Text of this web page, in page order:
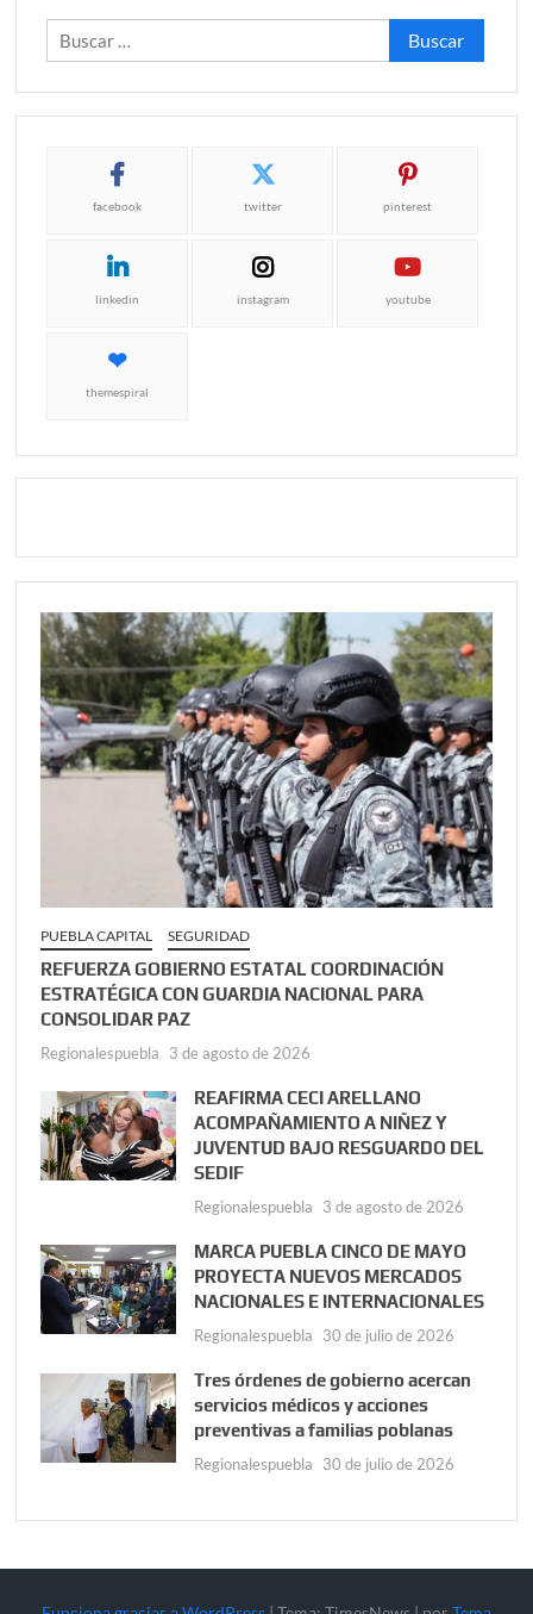
Buscar:
facebook twitter pinterest
linkedin instagram youtube
themespiral
PUEBLA CAPITAL SEGURIDAD
REFUERZA GOBIERNO ESTATAL COORDINACIÓN
ESTRATÉGICA CON GUARDIA NACIONAL PARA
CONSOLIDAR PAZ
Regionalespuebla 3 de agosto de 2026
REAFIRMA CECI ARELLANO
ACOMPAÑAMIENTO A NIÑEZ Y
JUVENTUD BAJO RESGUARDO DEL
SEDIF
Regionalespuebla 3 de agosto de 2026
MARCA PUEBLA CINCO DE MAYO
PROYECTA NUEVOS MERCADOS
NACIONALES E INTERNACIONALES
Regionalespuebla 30 de julio de 2026
Tres órdenes de gobierno acercan
servicios médicos y acciones
preventivas a familias poblanas
Regionalespuebla 30 de julio de 2026